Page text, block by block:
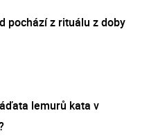
pochází z rituálu z doby
lemurů kata v